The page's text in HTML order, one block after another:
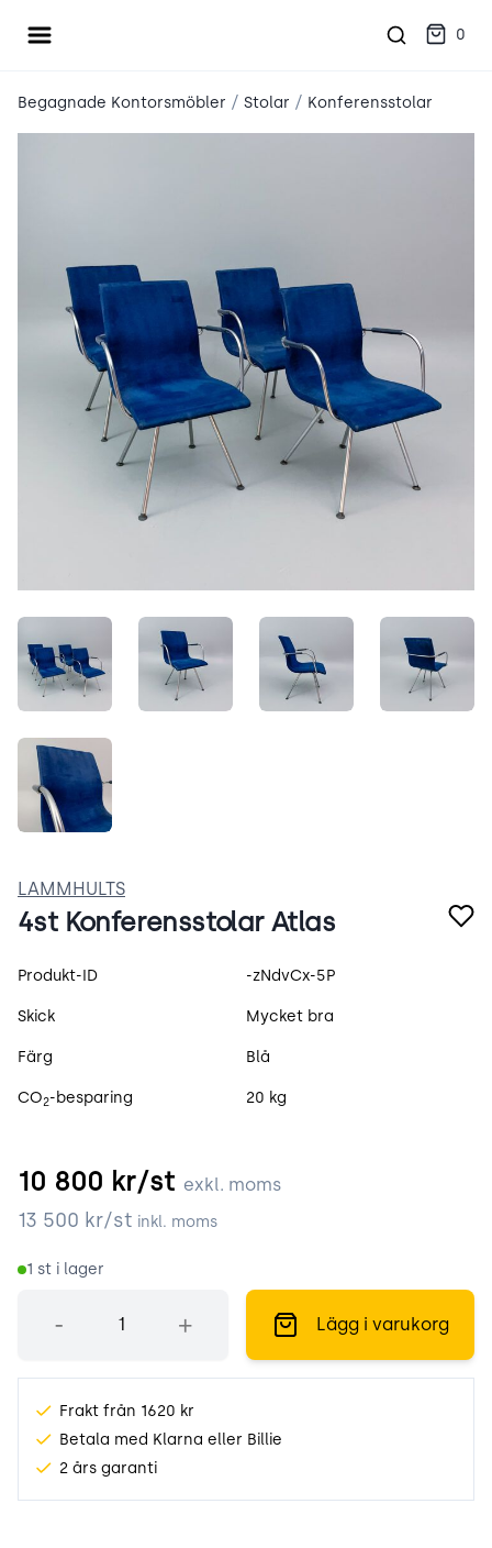
Öppna meny 0
Begagnade Kontorsmöbler / Stolar / Konferensstolar
HqbAfwDEpdz1.jpegZ91csaTDRjoG.jpeglSaQEDP9rTCA.jpeg
fGgJWiWBbeYe.jpeg
LAMMHULTS
4st Konferensstolar Atlas
Produktspecifikation
Produkt-ID -zNdvCx-5P
Skick Mycket bra
Färg Blå
CO2-besparing 20 kg
10 800 kr/st exkl. moms
13 500 kr/st inkl. moms
1 st i lager
- + Lägg i varukorg
Frakt från 1620 kr
Betala med Klarna eller Billie
2 års garanti